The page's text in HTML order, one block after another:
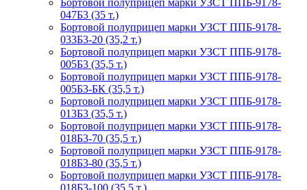
Бортовой полуприцеп марки УЗСТ ППБ-9178-
047Б3 (35 т.)
Бортовой полуприцеп марки УЗСТ ППБ-9178-
033Б3-20 (35,2 т.)
Бортовой полуприцеп марки УЗСТ ППБ-9178-
005Б3 (35,5 т.)
Бортовой полуприцеп марки УЗСТ ППБ-9178-
005Б3-БК (35,5 т.)
Бортовой полуприцеп марки УЗСТ ППБ-9178-
013Б3 (35,5 т.)
Бортовой полуприцеп марки УЗСТ ППБ-9178-
018Б3-70 (35,5 т.)
Бортовой полуприцеп марки УЗСТ ППБ-9178-
018Б3-80 (35,5 т.)
Бортовой полуприцеп марки УЗСТ ППБ-9178-
018Б3-100 (35,5 т.)